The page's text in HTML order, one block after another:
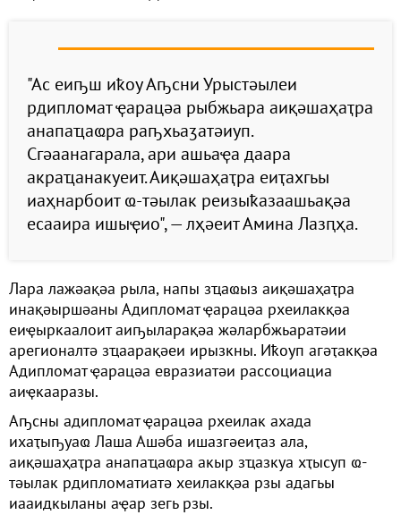
"Ас еиҧш иҟоу Аҧсни Урыстәылеи
рдипломат ҿарацәа рыбжьара аиқәшаҳаҭра
анапаҵаҩра раҧхьаӡатәиуп.
Сгәаанагарала, ари ашьаҿа даара
акраҵанакуеит. Аиқәшаҳаҭра еиҭахгьы
иаҳнарбоит ҩ-тәылак реизыҟазаашьақәа
есааира ишыҿио", — лҳәеит Амина Лазԥҳа.
Лара лажәақәа рыла, напы зҵаҩыз аиқәшаҳаҭра
инақәыршәаны Адипломат ҿарацәа рхеилакқәа
еиҿыркаалоит аиҧыларақәа жәларбжьаратәии
арегионалтә зҵаарақәеи ирызкны. Иҟоуп агәҭакқәа
Адипломат ҿарацәа евразиатәи рассоциациа
аиҿкааразы.
Аҧсны адипломат ҿарацәа рхеилак ахада
ихаҭыҧуаҩ Лаша Ашәба ишазгәеиҭаз ала,
аиқәшаҳаҭра анапаҵаҩра акыр зҵазкуа хҭысуп ҩ-
тәылак рдипломатиатә хеилакқәа рзы адагьы
иааидкыланы аҿар зегь рзы.